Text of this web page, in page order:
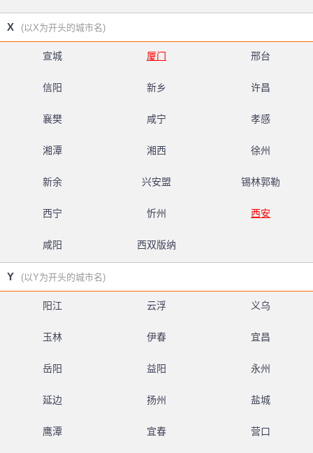
X (以X为开头的城市名)
宣城 厦门 邢台
信阳 新乡 许昌
襄樊 咸宁 孝感
湘潭 湘西 徐州
新余 兴安盟 锡林郭勒
西宁 忻州 西安
咸阳 西双版纳
Y (以Y为开头的城市名)
阳江 云浮 义乌
玉林 伊春 宜昌
岳阳 益阳 永州
延边 扬州 盐城
鹰潭 宜春 营口